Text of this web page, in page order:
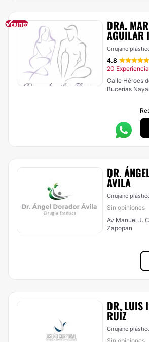
DRA.
AGUILAR
Cirujano
4.8
20
Calle Héroes
Bucerias
DR.
ÁVILA
Cirujano
Sin opiniones
Av Manuel J.
Zapopan
DR. LUIS
RUÍZ
Cirujano